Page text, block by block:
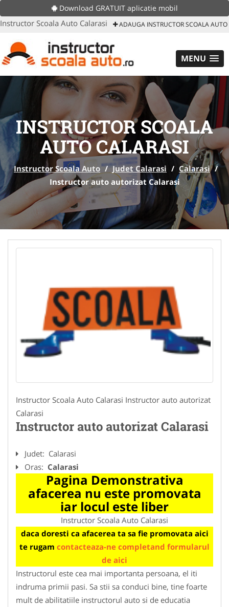
Download GRATUIT aplicatie mobil
Instructor Scoala Auto Calarasi ADAUGA INSTRUCTOR SCOALA AUTO
MENU
INSTRUCTOR SCOALA
AUTO CALARASI
Instructor Scoala Auto / Judet Calarasi / Calarasi /
Instructor auto autorizat Calarasi
Instructor Scoala Auto Calarasi Instructor auto autorizat
Calarasi
Instructor auto autorizat Calarasi
Judet: Calarasi
Oras: Calarasi
Pagina Demonstrativa
afacerea nu este promovata
iar locul este liber
Instructor Scoala Auto Calarasi
daca doresti ca afacerea ta sa fie promovata aici
te rugam contacteaza-ne completand formularul
de aici
Instructorul este cea mai importanta persoana, el iti
indruma primii pasi. Sa stii sa conduci bine, tine foarte
mult de abilitatiile instructorul auto si de educatia